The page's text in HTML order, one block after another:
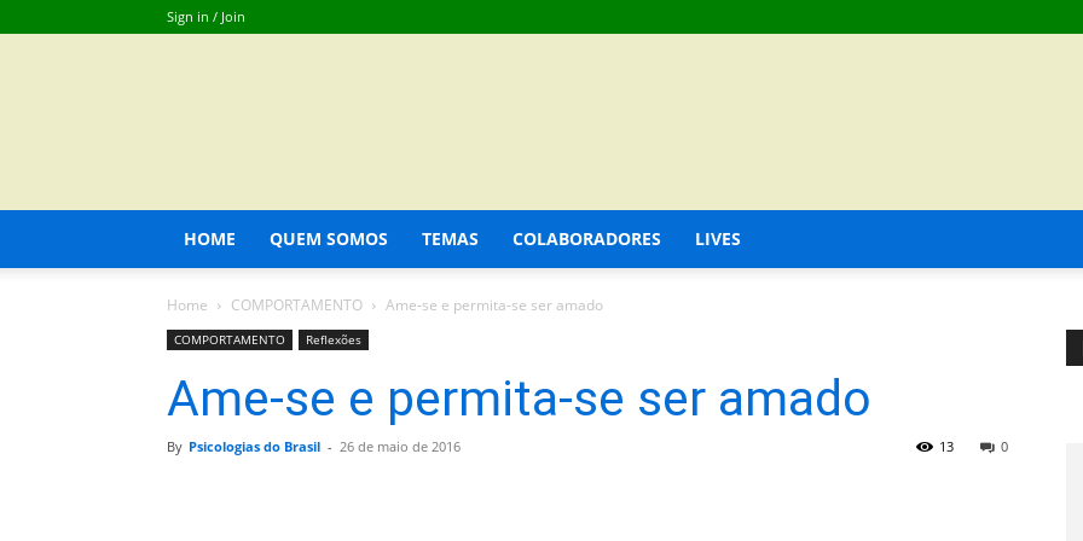
Sign in / Join
HOME QUEM SOMOS TEMAS COLABORADORES LIVES
Home COMPORTAMENTO Ame-se e permita-se ser amado
COMPORTAMENTO Reflexões
Ame-se e permita-se ser amado
By Psicologias do Brasil - 26 de maio de 2016 0
13